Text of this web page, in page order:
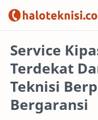
Service
Terdekat
Teknisi
Bergaransi